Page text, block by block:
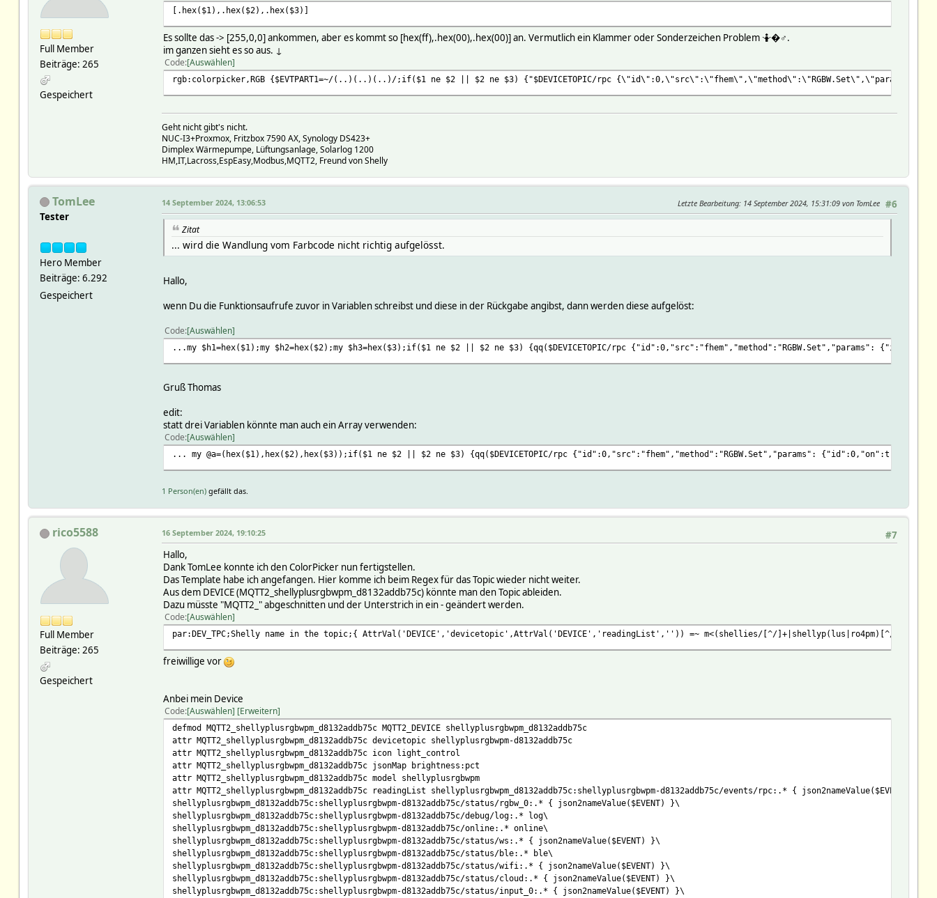
Full Member
Beiträge: 265
Gespeichert
[.hex($1),.hex($2),.hex($3)]
Es sollte das -> [255,0,0] ankommen, aber es kommt so [hex(ff),.hex(00),.hex(00)] an. Vermutlich ein Klammer oder Sonderzeichen Problem 🤷�♂️.
im ganzen sieht es so aus. ↓
Code Auswählen
rgb:colorpicker,RGB {$EVTPART1=~/(..)(..)(..)/;if($1 ne $2 || $2 ne $3) {"$DEVICETOPIC/rpc
Geht nicht gibt's nicht.
NUC-I3+Proxmox, Fritzbox 7590 AX, Synology DS423+
Dimplex Wärmepumpe, Lüftungsanlage, Solarlog 1200
HM,IT,Lacross,EspEasy,Modbus,MQTT2, Freund von Shelly
TomLee
Tester
Hero Member
Beiträge: 6.292
Gespeichert
#6
14 September 2024, 13:06:53 Letzte Bearbeitung: 14 September 2024, 15:31:09 von TomLee
Zitat
... wird die Wandlung vom Farbcode nicht richtig aufgelösst.
Hallo,
wenn Du die Funktionsaufrufe zuvor in Variablen schreibst und diese in der Rückgabe angibst, dann werden diese aufgelöst:
Code Auswählen
...my $h1=hex($1);my $h2=hex($2);my $h3=hex($3);if($1 ne $2 || $2 ne $3) {qq($DEVICETOPIC/rpc {"id":0,"src":"fhem","method":"RGBW.Set","params":
Gruß Thomas
edit:
statt drei Variablen könnte man auch ein Array verwenden:
Code Auswählen
... my @a=(hex($1),hex($2),hex($3));if($1 ne $2 || $2 ne $3) {qq($DEVICETOPIC/rpc {"id":0,"src":"fhem","method":"RGBW.Set","params":
1 Person(en)gefällt das.
rico5588
Full Member
Beiträge: 265
Gespeichert
#7
16 September 2024, 19:10:25
Hallo,
Dank TomLee konnte ich den ColorPicker nun fertigstellen.
Das Template habe ich angefangen. Hier komme ich beim Regex für das Topic wieder nicht weiter.
Aus dem DEVICE (MQTT2_shellyplusrgbwpm_d8132addb75c) könnte man den Topic ableiden.
Dazu müsste "MQTT2_" abgeschnitten und der Unterstrich in ein - geändert werden.
Code Auswählen
par:DEV_TPC;Shelly name in the topic;{ AttrVal('DEVICE','devicetopic',AttrVal('DEVICE','readingList','')) =~ m<(shellies/[^/]+|shellyp(lus|ro4pm)[^/
freiwillige vor
Anbei mein Device
Code Auswählen Erweitern
defmod MQTT2_shellyplusrgbwpm_d8132addb75c MQTT2_DEVICE shellyplusrgbwpm_d8132addb75c
attr MQTT2_shellyplusrgbwpm_d8132addb75c devicetopic shellyplusrgbwpm-d8132addb75c
attr MQTT2_shellyplusrgbwpm_d8132addb75c icon light_control
attr MQTT2_shellyplusrgbwpm_d8132addb75c jsonMap brightness:pct
attr MQTT2_shellyplusrgbwpm_d8132addb75c model shellyplusrgbwpm
attr MQTT2_shellyplusrgbwpm_d8132addb75c readingList shellyplusrgbwpm_d8132addb75c:shellyplusrgbwpm-d8132addb75c/events/rpc:.* { json2nameValue($EVENT) }\
shellyplusrgbwpm_d8132addb75c:shellyplusrgbwpm-d8132addb75c/status/rgbw_0:.* { json2nameValue($EVENT) }\
shellyplusrgbwpm_d8132addb75c:shellyplusrgbwpm-d8132addb75c/debug/log:.* log\
shellyplusrgbwpm_d8132addb75c:shellyplusrgbwpm-d8132addb75c/online:.* online\
shellyplusrgbwpm_d8132addb75c:shellyplusrgbwpm-d8132addb75c/status/ws:.* { json2nameValue($EVENT) }\
shellyplusrgbwpm_d8132addb75c:shellyplusrgbwpm-d8132addb75c/status/ble:.* ble\
shellyplusrgbwpm_d8132addb75c:shellyplusrgbwpm-d8132addb75c/status/wifi:.* { json2nameValue($EVENT) }\
shellyplusrgbwpm_d8132addb75c:shellyplusrgbwpm-d8132addb75c/status/cloud:.* { json2nameValue($EVENT) }\
shellyplusrgbwpm_d8132addb75c:shellyplusrgbwpm-d8132addb75c/status/input_0:.* { json2nameValue($EVENT) }\